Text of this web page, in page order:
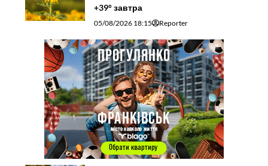
+39° завтра
05/08/2026 18:15 Reporter